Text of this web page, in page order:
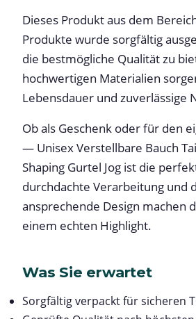
Dieses Produkt aus dem
Produkte wurde sorgfältig
die bestmögliche Qualität zu
hochwertigen Materialien
Lebensdauer und zuverlässige
Ob als Geschenk oder für den
— Unisex Verstellbare Bauch
Shaping Gurtel Jog ist die
durchdachte Verarbeitung und
ansprechende Design machen
einem echten Highlight.
Was Sie erwartet
Sorgfältig verpackt für sicheren